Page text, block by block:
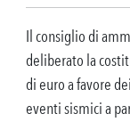
Il consiglio di
deliberato la
di euro a favore
eventi sismici a